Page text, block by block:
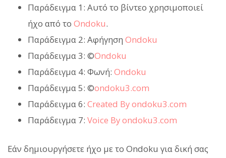
Παράδειγμα 1: Αυτό το βίντεο χρησιμοποιεί
ήχο από το Ondoku.
Παράδειγμα 2: Αφήγηση Ondoku
Παράδειγμα 3: ©Ondoku
Παράδειγμα 4: Φωνή: Ondoku
Παράδειγμα 5: ©ondoku3.com
Παράδειγμα 6: Created By ondoku3.com
Παράδειγμα 7: Voice By ondoku3.com
Εάν δημιουργήσετε ήχο με το Ondoku για δική σας